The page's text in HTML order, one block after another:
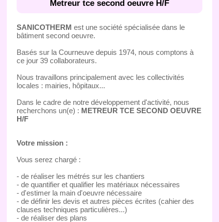
Metreur tce second oeuvre H/F
SANICOTHERM est une société spécialisée dans le
bâtiment second oeuvre.
Basés sur la Courneuve depuis 1974, nous comptons à
ce jour 39 collaborateurs.
Nous travaillons principalement avec les collectivités
locales : mairies, hôpitaux...
Dans le cadre de notre développement d'activité, nous
recherchons un(e) : METREUR TCE SECOND OEUVRE
H/F
Votre mission :
Vous serez chargé :
- de réaliser les métrés sur les chantiers
- de quantifier et qualifier les matériaux nécessaires
- d'estimer la main d'oeuvre nécessaire
- de définir les devis et autres pièces écrites (cahier des
clauses techniques particulières...)
- de réaliser des plans